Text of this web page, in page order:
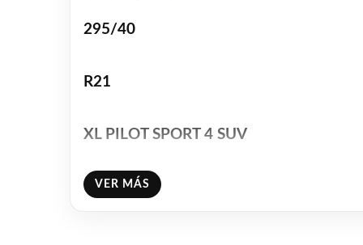
295/40
R21
XL PILOT SPORT 4 SUV
111Y
VER MÁS